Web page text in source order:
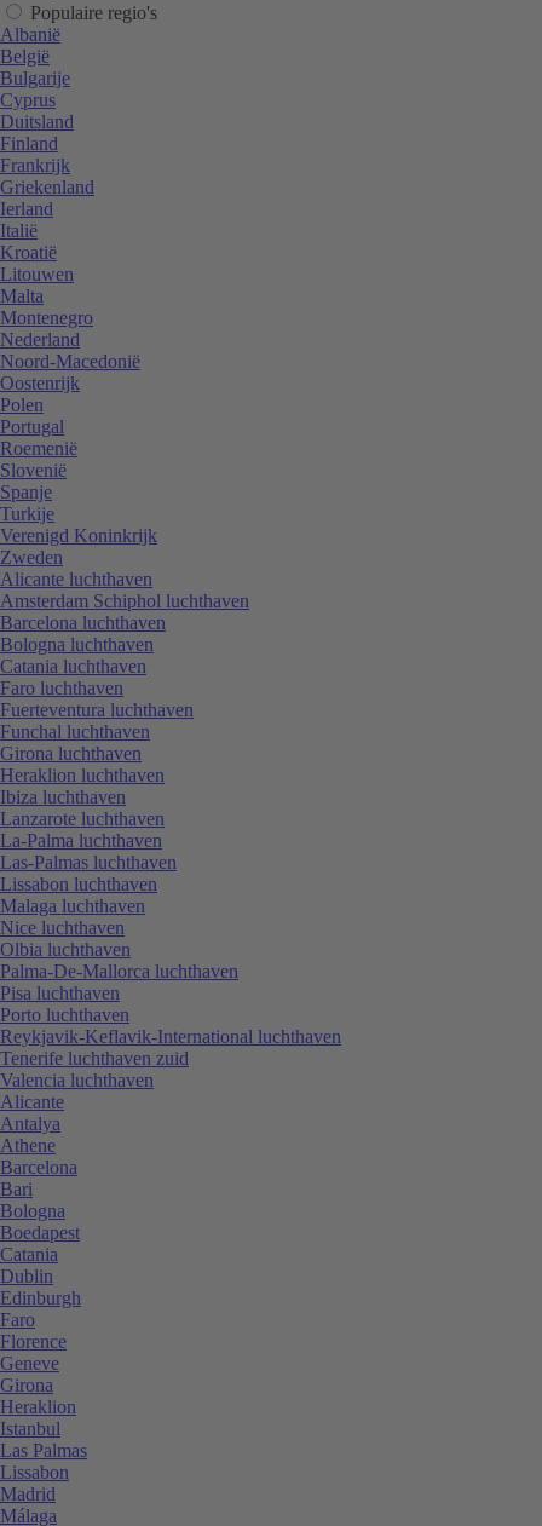
Populaire regio's
Albanië
België
Bulgarije
Cyprus
Duitsland
Finland
Frankrijk
Griekenland
Ierland
Italië
Kroatië
Litouwen
Malta
Montenegro
Nederland
Noord-Macedonië
Oostenrijk
Polen
Portugal
Roemenië
Slovenië
Spanje
Turkije
Verenigd Koninkrijk
Zweden
Alicante luchthaven
Amsterdam Schiphol luchthaven
Barcelona luchthaven
Bologna luchthaven
Catania luchthaven
Faro luchthaven
Fuerteventura luchthaven
Funchal luchthaven
Girona luchthaven
Heraklion luchthaven
Ibiza luchthaven
Lanzarote luchthaven
La-Palma luchthaven
Las-Palmas luchthaven
Lissabon luchthaven
Malaga luchthaven
Nice luchthaven
Olbia luchthaven
Palma-De-Mallorca luchthaven
Pisa luchthaven
Porto luchthaven
Reykjavik-Keflavik-International luchthaven
Tenerife luchthaven zuid
Valencia luchthaven
Alicante
Antalya
Athene
Barcelona
Bari
Bologna
Boedapest
Catania
Dublin
Edinburgh
Faro
Florence
Geneve
Girona
Heraklion
Istanbul
Las Palmas
Lissabon
Madrid
Málaga